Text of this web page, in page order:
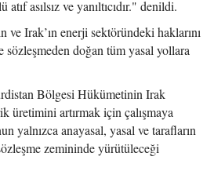
asılsız ve yanıltıcıdır." denildi.
ve Irak’ın enerji sektöründeki haklarını
sözleşmeden doğan tüm yasal yollara
Bölgesi Hükümetinin Irak
üretimini artırmak için çalışmaya
yalnızca anayasal, yasal ve tarafların
zemininde yürütüleceği